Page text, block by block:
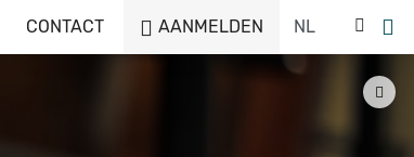
CONTACT AANMELDEN